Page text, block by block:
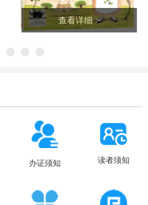
办证须知 读者须知